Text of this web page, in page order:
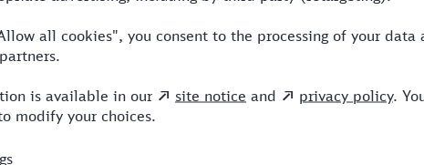
3:35 2 RE,ICE